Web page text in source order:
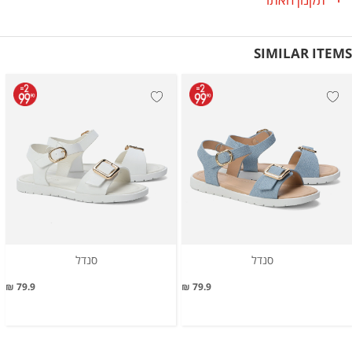
SIMILAR ITEMS
סנדל
79.9 ₪
סנדל
79.9 ₪